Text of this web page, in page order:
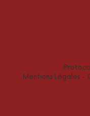
Mentions Légales-